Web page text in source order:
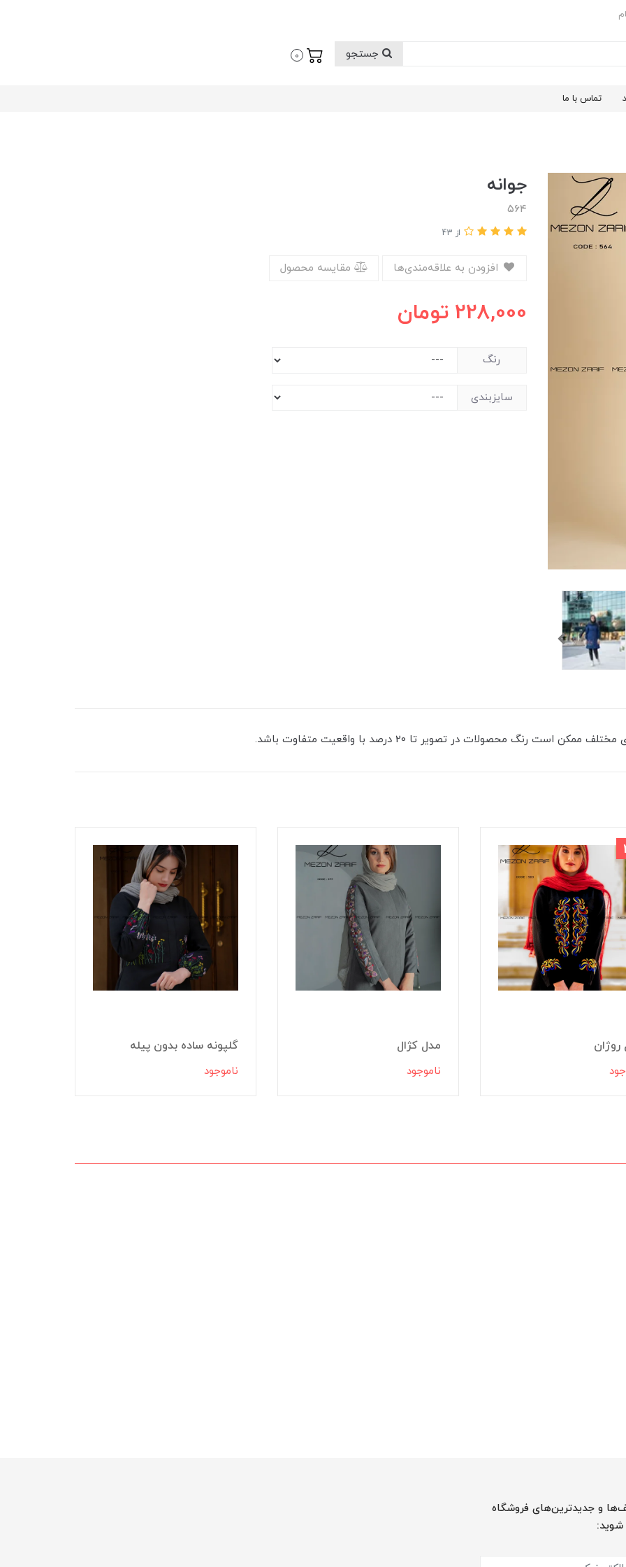
0
تماس با ما
جوانه
۵۶۴
از 43
مقایسه محصول
228,000 تومان
رنگ
سایزبندی
محصولات در تصویر تا 20 درصد با واقعیت متفاوت باشد.
روژان مدل کژال
ناموجود
گلپونه ساده بدون پیله
ناموجود
و جدیدترین‌های فروشگاه
شوید: